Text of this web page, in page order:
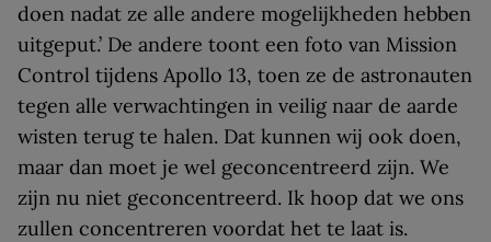
doen nadat ze alle andere mogelijkheden hebben
uitgeput.’ De andere toont een foto van Mission
Control tijdens Apollo 13, toen ze de astronauten
tegen alle verwachtingen in veilig naar de aarde
wisten terug te halen. Dat kunnen wij ook doen,
maar dan moet je wel geconcentreerd zijn. We
zijn nu niet geconcentreerd. Ik hoop dat we ons
zullen concentreren voordat het te laat is.